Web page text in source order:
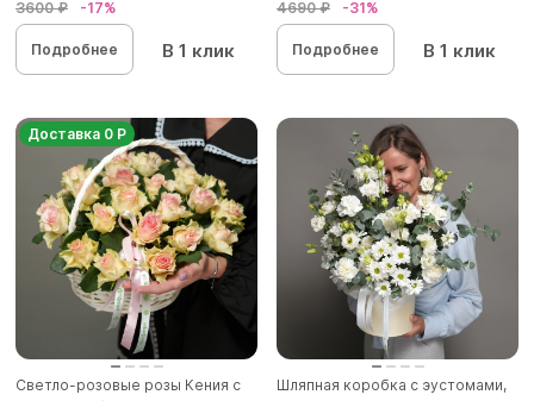
3600 ₽ -17%
Подробнее В 1 клик
4690 ₽ -31%
Подробнее В 1 клик
Доставка 0 Р
Светло-розовые розы Кения с
Шляпная коробка с эустомами,